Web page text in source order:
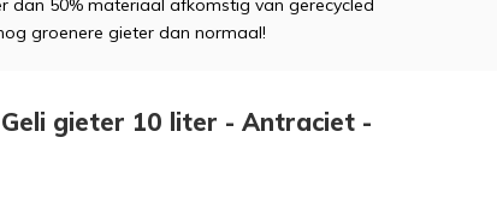
dan 50% materiaal afkomstig van gerecycled
groenere gieter dan normaal!
gieter 10 liter - Antraciet -